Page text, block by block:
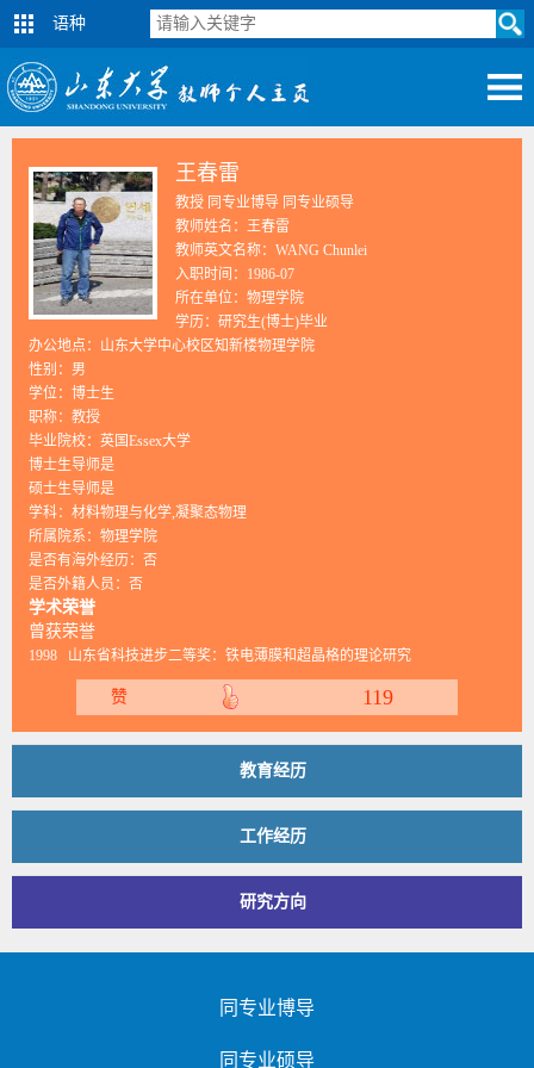
语种
王春雷
教授 同专业博导 同专业硕导
教师姓名：王春雷
教师英文名称：WANG Chunlei
入职时间：1986-07
所在单位：物理学院
学历：研究生(博士)毕业
办公地点：山东大学中心校区知新楼物理学院
性别：男
学位：博士生
职称：教授
毕业院校：英国Essex大学
博士生导师是
硕士生导师是
学科：材料物理与化学,凝聚态物理
所属院系：物理学院
是否有海外经历：否
是否外籍人员：否
学术荣誉
曾获荣誉
1998 山东省科技进步二等奖：铁电薄膜和超晶格的理论研究
赞 119
教育经历
工作经历
研究方向
同专业博导
同专业硕导